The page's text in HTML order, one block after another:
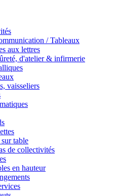
/ Tableaux
aux lettres
d'atelier & infirmerie
vaisseliers
table
de collectivités
en hauteur